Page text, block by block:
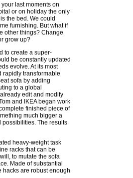
last moments on
or on holiday the only
the bed. We could
furnishing. But what if
other things? Change
grow up?
to create a super-
be constantly updated
evolve. At its most
rapidly transformable
sofa by adding
to a global
edit and modify
and IKEA began work
finished piece of
much bigger a
possibilities. The results
heavy-weight task
racks that can be
to mutate the sofa
Made of substantial
are robust enough